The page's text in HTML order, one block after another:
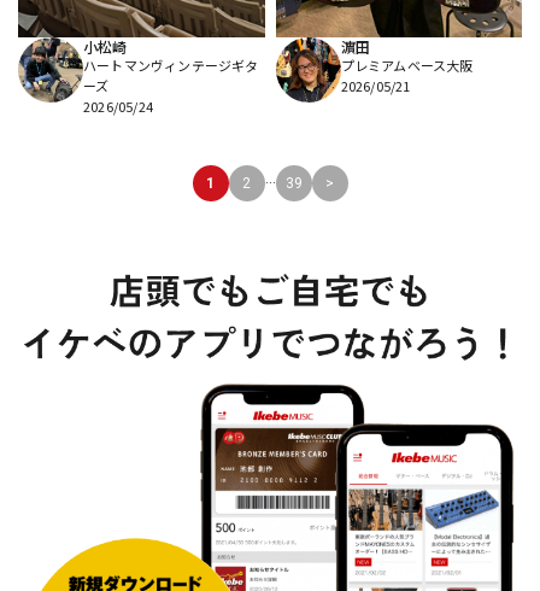
小松崎
ハートマンヴィンテージギタ
ーズ
2026/05/24
濵田
プレミアムベース大阪
2026/05/21
1 2 ... 39 >